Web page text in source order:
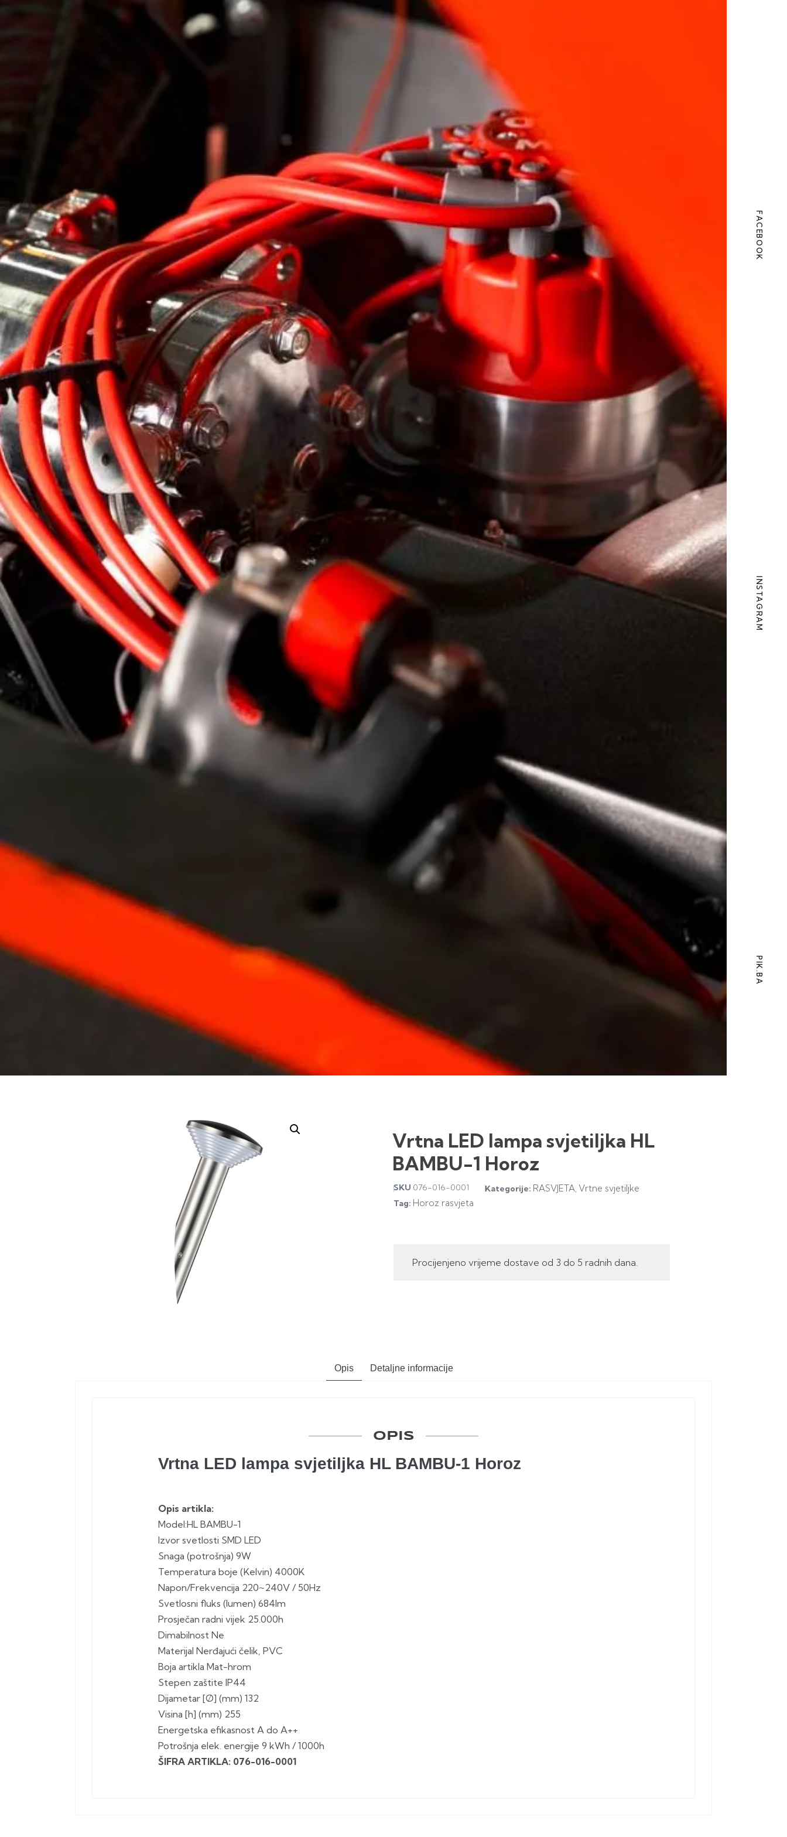
Vrtna LED lampa svjetiljka HL
BAMBU-1 Horoz
SKU 076-016-0001 Kategorije: RASVJETA, Vrtne svjetiljke
Tag: Horoz rasvjeta
Procijenjeno vrijeme dostave od 3 do 5 radnih dana.
Opis Detaljne informacije
OPIS
Vrtna LED lampa svjetiljka HL BAMBU-1 Horoz
Opis artikla:
Model:HL BAMBU-1
Izvor svetlosti SMD LED
Snaga (potrošnja) 9W
Temperatura boje (Kelvin) 4000K
Napon/Frekvencija 220~240V / 50Hz
Svetlosni fluks (lumen) 684lm
Prosječan radni vijek 25.000h
Dimabilnost Ne
Materijal Nerđajući čelik, PVC
Boja artikla Mat-hrom
Stepen zaštite IP44
Dijametar [Ø] (mm) 132
Visina [h] (mm) 255
Energetska efikasnost A do A++
Potrošnja elek. energije 9 kWh / 1000h
ŠIFRA ARTIKLA: 076-016-0001
FACEBOOK
INSTAGRAM
PIK.BA